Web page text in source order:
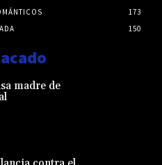
173
150
madre de